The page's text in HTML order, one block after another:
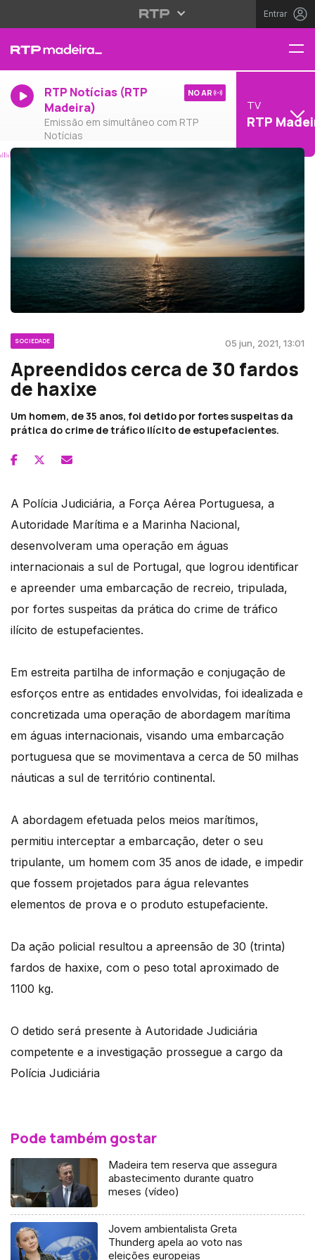
Entrar
RTP Notícias (RTP
Madeira)
Emissão em simultâneo com RTP
Notícias
NO AR
TV
RTP
SOCIEDADE 05 jun, 2021, 13:01
Apreendidos cerca de 30 fardos
de haxixe
Um homem, de 35 anos, foi detido por fortes suspeitas da
prática do crime de tráfico ilícito de estupefacientes.
A Polícia Judiciária, a Força Aérea Portuguesa, a
Autoridade Marítima e a Marinha Nacional,
desenvolveram uma operação em águas
internacionais a sul de Portugal, que logrou identificar
e apreender uma embarcação de recreio, tripulada,
por fortes suspeitas da prática do crime de tráfico
ilícito de estupefacientes.
Em estreita partilha de informação e conjugação de
esforços entre as entidades envolvidas, foi idealizada e
concretizada uma operação de abordagem marítima
em águas internacionais, visando uma embarcação
portuguesa que se movimentava a cerca de 50 milhas
náuticas a sul de território continental.
A abordagem efetuada pelos meios marítimos,
permitiu interceptar a embarcação, deter o seu
tripulante, um homem com 35 anos de idade, e impedir
que fossem projetados para água relevantes
elementos de prova e o produto estupefaciente.
Da ação policial resultou a apreensão de 30 (trinta)
fardos de haxixe, com o peso total aproximado de
1100 kg.
O detido será presente à Autoridade Judiciária
competente e a investigação prossegue a cargo da
Polícia Judiciária
Pode também gostar
Madeira tem reserva que assegura
abastecimento durante quatro
meses (vídeo)
Jovem ambientalista Greta
Thunderg apela ao voto nas
eleições europeias